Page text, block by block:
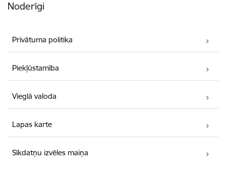
Noderīgi
Privātuma politika
Piekļūstamība
Vieglā valoda
Lapas karte
Sīkdatņu izvēles maiņa